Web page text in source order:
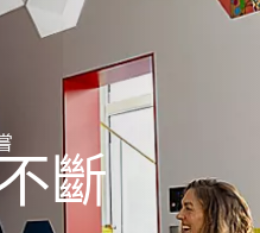
斷